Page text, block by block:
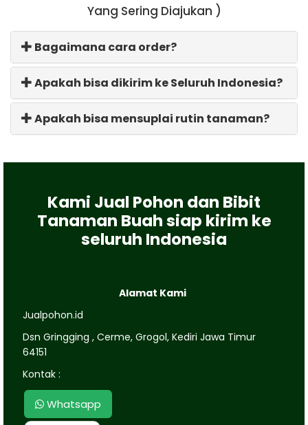
Yang Sering Diajukan )
Bagaimana cara order?
Apakah bisa dikirim ke Seluruh Indonesia?
Apakah bisa mensuplai rutin tanaman?
Kami Jual Pohon dan Bibit
Tanaman Buah siap kirim ke
seluruh Indonesia
Alamat Kami
Jualpohon.id
Dsn Gringging , Cerme, Grogol, Kediri Jawa Timur
64151
Kontak :
Whatsapp